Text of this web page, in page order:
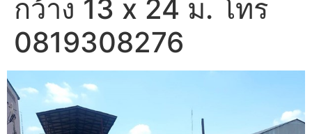
กว้าง 13 x 24 ม. โทร
0819308276